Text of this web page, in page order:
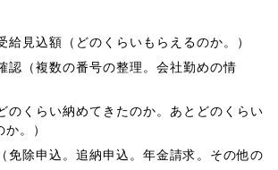
給見込額（どのくらいもらえるのか。）
認（複数の番号の整理。会社勤めの情
のくらい納めてきたのか。あとどのくらい
。）
免除申込。追納申込。年金請求。その他の